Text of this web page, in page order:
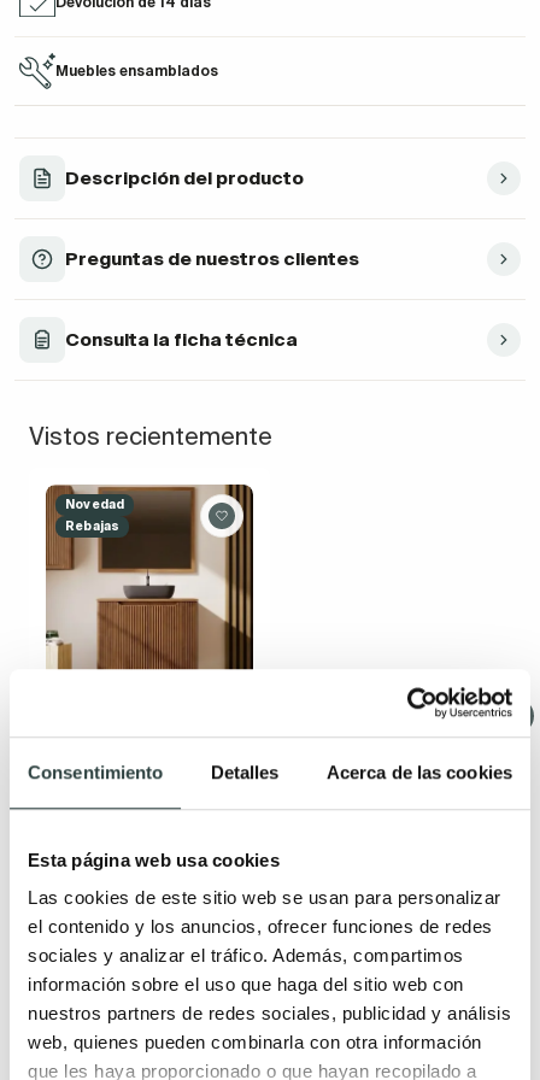
Consentimiento Detalles Acerca de las cookies
Esta página web usa cookies
Las cookies de este sitio web se usan para personalizar
el contenido y los anuncios, ofrecer funciones de redes
sociales y analizar el tráfico. Además, compartimos
información sobre el uso que haga del sitio web con
nuestros partners de redes sociales, publicidad y análisis
web, quienes pueden combinarla con otra información
que les haya proporcionado o que hayan recopilado a
Muebles ensamblados
Descripción del producto
Preguntas de nuestros clientes
Consulta la ficha técnica
Vistos recientemente
Novedad
Rebajas
encimera de madera
maciza Bruntec Alpes
de madera
448,15€582,01€
−23%